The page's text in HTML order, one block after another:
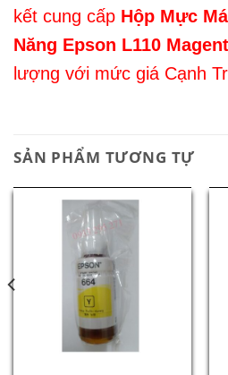
kết cung cấp Hộp Mực
Năng Epson L110
lượng với mức giá Cạnh
SẢN PHẨM TƯƠNG TỰ